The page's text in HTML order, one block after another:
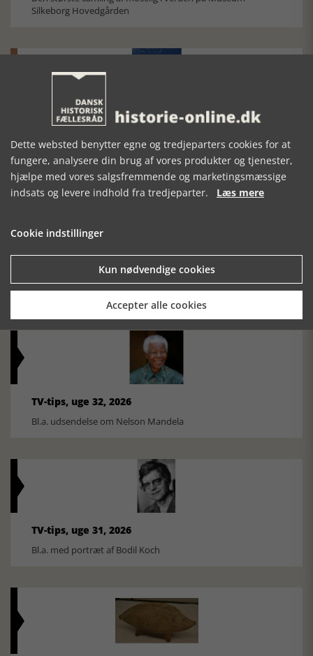
Silkeborg Hovedgården
FOBURGH Faaborg Internationale Historie Festival 2026 30.
oktober - 1. november 2026
Historiens Aktører 79 - John Reed
Ole Mortensøn fortæller om den amerikanske journalist
TV-tips, uge 32, 2026
Bl.a. udsendelse om Nelson Mandela
TV-tips, uge 31, 2026
Bl.a. med portræt af Bodil Koch
Dette websted benytter egne og tredjeparters cookies for at
fungere, analysere din brug af vores produkter og tjenester,
hjælpe med vores salgsfremmende og marketingsmæssige
indsats og levere indhold fra tredjeparter. Læs mere
Cookie indstillinger
Kun nødvendige cookies
Accepter alle cookies